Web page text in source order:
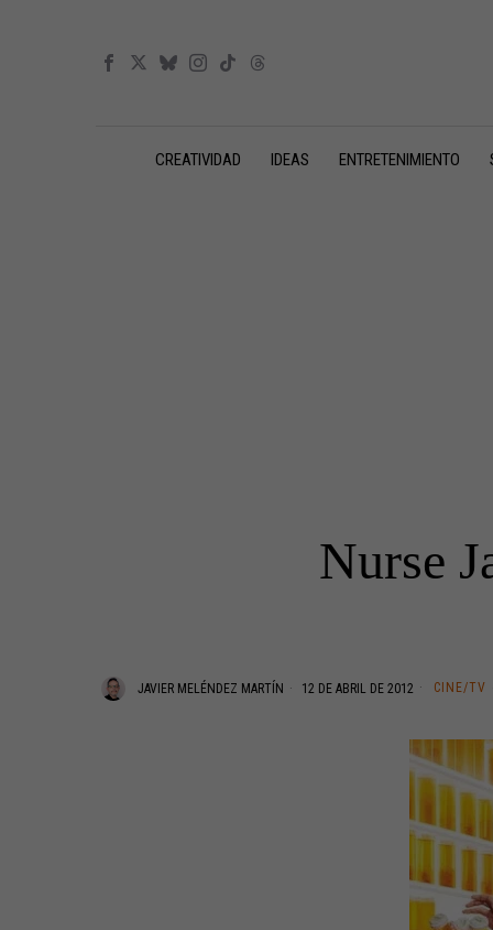
CREATIVIDAD IDEAS ENTRETENIMIENTO
Nurse
JAVIER MELÉNDEZ MARTÍN 12 DE ABRIL DE 2012 CINE/TV